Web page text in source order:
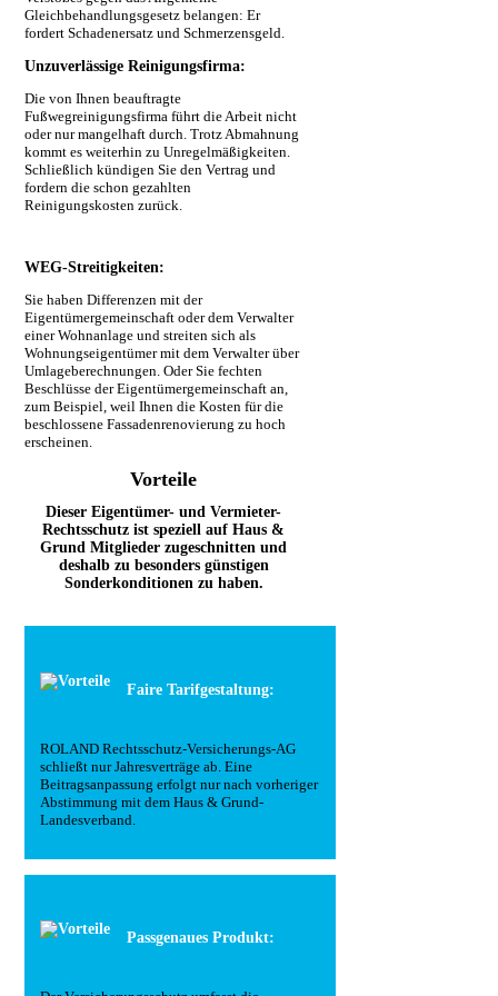
Gleichbehandlungsgesetz belangen: Er
fordert Schadenersatz und Schmerzensgeld.
Unzuverlässige Reinigungsfirma:
Die von Ihnen beauftragte
Fußwegreinigungsfirma führt die Arbeit nicht
oder nur mangelhaft durch. Trotz Abmahnung
kommt es weiterhin zu Unregelmäßigkeiten.
Schließlich kündigen Sie den Vertrag und
fordern die schon gezahlten
Reinigungskosten zurück.
WEG-Streitigkeiten:
Sie haben Differenzen mit der
Eigentümergemeinschaft oder dem Verwalter
einer Wohnanlage und streiten sich als
Wohnungseigentümer mit dem Verwalter über
Umlageberechnungen. Oder Sie fechten
Beschlüsse der Eigentümergemeinschaft an,
zum Beispiel, weil Ihnen die Kosten für die
beschlossene Fassadenrenovierung zu hoch
erscheinen.
Vorteile
Dieser Eigentümer- und Vermieter-
Rechtsschutz ist speziell auf Haus &
Grund Mitglieder zugeschnitten und
deshalb zu besonders günstigen
Sonderkonditionen zu haben.
Faire Tarifgestaltung:
ROLAND Rechtsschutz-Versicherungs-AG
schließt nur Jahresverträge ab. Eine
Beitragsanpassung erfolgt nur nach vorheriger
Abstimmung mit dem Haus & Grund-
Landesverband.
Passgenaues Produkt: